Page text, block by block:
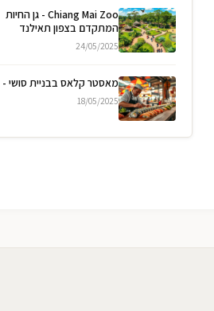
Chiang Mai Zoo - גן החיות
המתקדם בצפון תאילנד
24/05/2025
מאסטר קלאס בבניית סושי -
18/05/2025